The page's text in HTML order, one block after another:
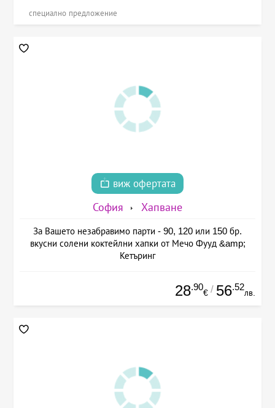
специално предложение
виж офертата
София Хапване
За Вашето незабравимо парти - 90, 120 или 150 бр.
вкусни солени коктейлни хапки от Мечо Фууд &amp;
Кетъринг
28.90
€ / 56.52
лв.